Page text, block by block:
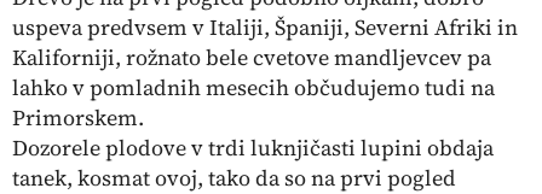
uspeva predvsem v Italiji, Španiji, Severni Afriki in
Kaliforniji, rožnato bele cvetove mandljevcev pa
lahko v pomladnih mesecih občudujemo tudi na
Primorskem.
Dozorele plodove v trdi luknjičasti lupini obdaja
tanek, kosmat ovoj, tako da so na prvi pogled